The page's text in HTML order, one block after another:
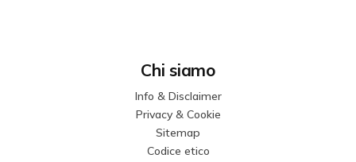
Chi siamo
Info & Disclaimer
Privacy & Cookie
Sitemap
Codice etico